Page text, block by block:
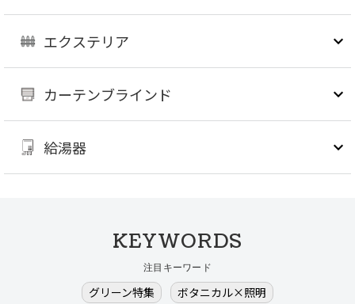
エクステリア
カーテンブラインド
給湯器
KEYWORDS
注目キーワード
グリーン特集
ボタニカル×照明